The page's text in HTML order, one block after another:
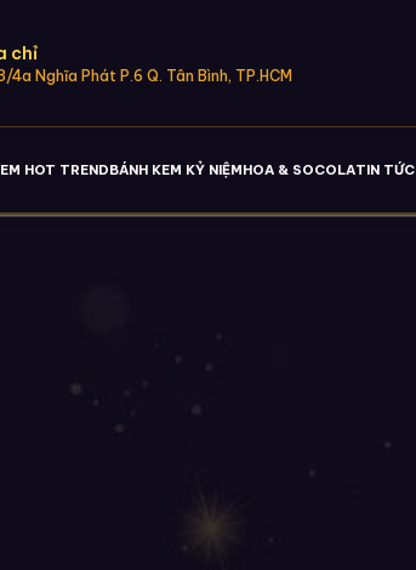
chỉ
4a Nghĩa Phát P.6 Q. Tân Bình, TP.HCM
HOT TRENDBÁNH KEM KỶ NIỆMHOA & SOCOLATIN TỨC